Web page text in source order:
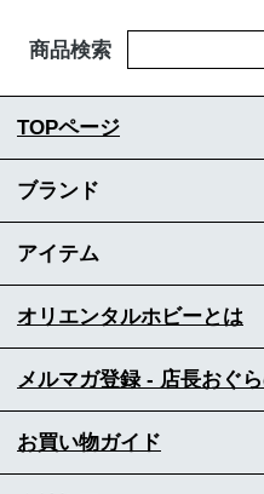
商品検索
TOPページ
ブランド
アイテム
オリエンタルホビーとは
メルマガ登録 - 店長おぐ
お買い物ガイド